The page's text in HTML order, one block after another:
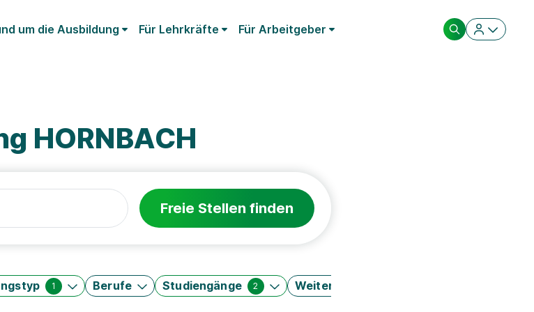
um die Ausbildung Für Lehrkräfte Für Arbeitgeber
HORNBACH
Freie Stellen finden
1 Berufe Studiengänge 2 Weitere Filter